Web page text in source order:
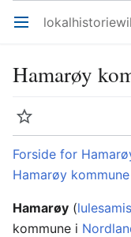
Åpne hovedmenyen
Hamarøy
Overvåk
Forside for
Hamarøy kommune
Hamarøy (
kommune i